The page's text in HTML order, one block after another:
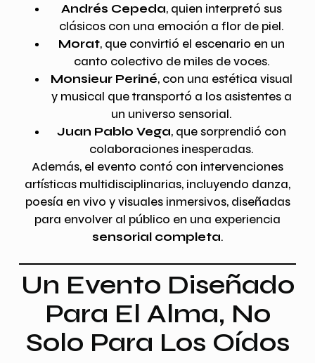
Andrés Cepeda, quien interpretó sus
clásicos con una emoción a flor de piel.
Morat, que convirtió el escenario en un
canto colectivo de miles de voces.
Monsieur Periné, con una estética visual
y musical que transportó a los asistentes a
un universo sensorial.
Juan Pablo Vega, que sorprendió con
colaboraciones inesperadas.
Además, el evento contó con intervenciones
artísticas multidisciplinarias, incluyendo danza,
poesía en vivo y visuales inmersivos, diseñadas
para envolver al público en una experiencia
sensorial completa.
Un Evento Diseñado
Para El Alma, No
Solo Para Los Oídos